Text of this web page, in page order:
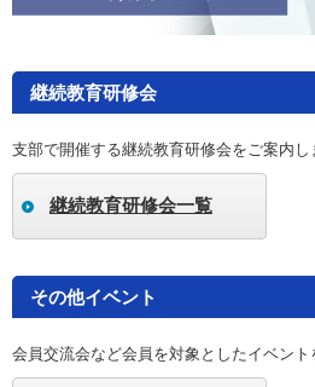
継続教育研修会
支部で開催する継続教育研修会をご案内し
継続教育研修会一覧
その他イベント
会員交流会など会員を対象としたイベント